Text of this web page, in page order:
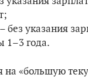
без указания
1–3 года.
на «большую